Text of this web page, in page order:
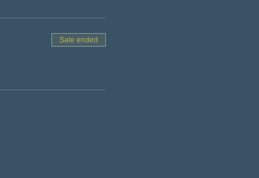
Sale ended